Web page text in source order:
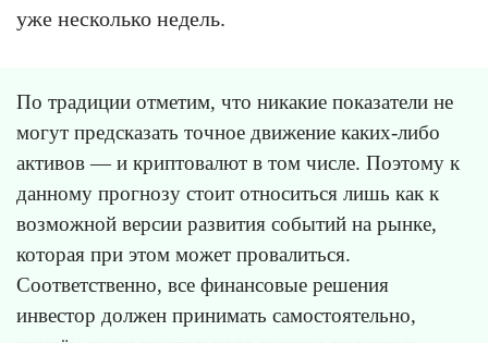
уже несколько недель.
По традиции отметим, что никакие показатели не
могут предсказать точное движение каких-либо
активов — и криптовалют в том числе. Поэтому к
данному прогнозу стоит относиться лишь как к
возможной версии развития событий на рынке,
которая при этом может провалиться.
Соответственно, все финансовые решения
инвестор должен принимать самостоятельно,